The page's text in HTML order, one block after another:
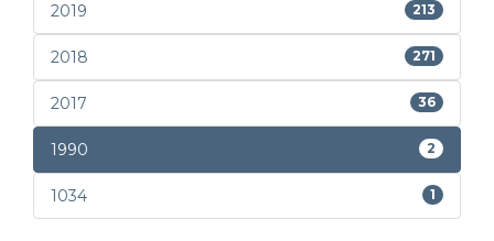
2019 213
2018 271
2017 36
1990 2
1034 1